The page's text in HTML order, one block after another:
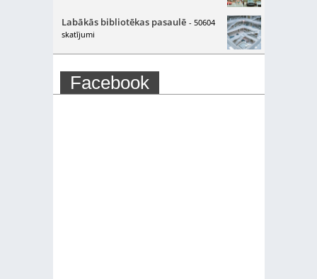
Labākās bibliotēkas pasaulē - 50604
skatījumi
Facebook